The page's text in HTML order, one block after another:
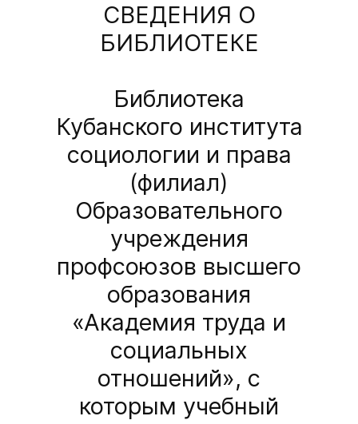
СВЕДЕНИЯ О
БИБЛИОТЕКЕ
Библиотека
Кубанского института
социологии и права
(филиал)
Образовательного
учреждения
профсоюзов высшего
образования
«Академия труда и
социальных
отношений», с
которым учебный